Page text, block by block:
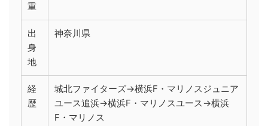
重
出
身
地
神奈川県
経
歴
城北ファイターズ→横浜F・マリノスジュニア
ユース追浜→横浜F・マリノスユース→横浜
F・マリノス